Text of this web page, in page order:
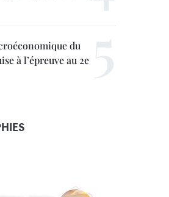
du
à l’épreuve au 2e